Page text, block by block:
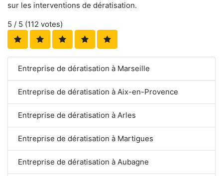
sur les interventions de dératisation.
5 / 5 (112 votes)
Entreprise de dératisation à Marseille
Entreprise de dératisation à Aix-en-Provence
Entreprise de dératisation à Arles
Entreprise de dératisation à Martigues
Entreprise de dératisation à Aubagne